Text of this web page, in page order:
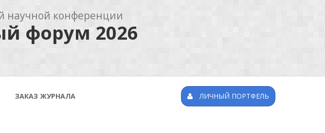
научной конференции
форум 2026
ЗАКАЗ ЖУРНАЛА ЛИЧНЫЙ ПОРТФЕЛЬ